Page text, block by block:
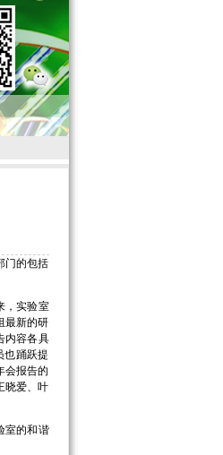
门的包括
，实验室
最新的研
内容各具
也踊跃提
会报告的
晓爱、叶
室的和谐